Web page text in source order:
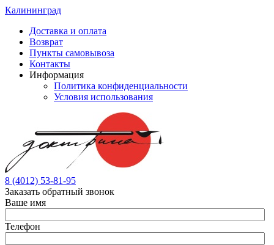
Калининград
Доставка и оплата
Возврат
Пункты самовывоза
Контакты
Информация
Политика конфиденциальности
Условия использования
8 (4012) 53-81-95
Заказать обратный звонок
Ваше имя
Телефон